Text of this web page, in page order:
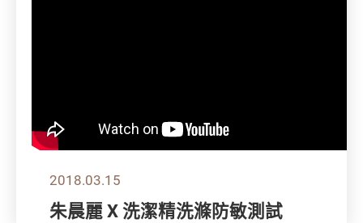
2018.03.15
朱晨麗 X 洗潔精洗滌防敏測試